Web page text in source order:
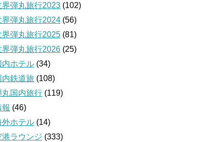
界弾丸旅行2023 (102)
界弾丸旅行2024 (56)
界弾丸旅行2025 (81)
界弾丸旅行2026 (25)
内ホテル (34)
内鉄道旅 (108)
丸国内旅行 (119)
報 (46)
外ホテル (14)
港ラウンジ (333)